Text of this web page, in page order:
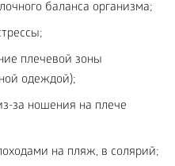
баланса организма;
плечевой зоны
одеждой);
за ношения на плече
на пляж, в солярий;